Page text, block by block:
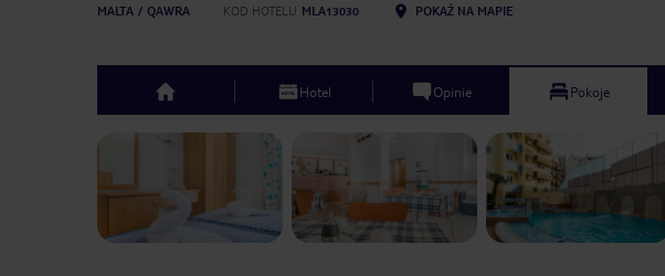
MALTA QAWRA KOD HOTELU MLA13030 POKAŻ NA MAPIE
top Hotel Opinie Pokoje
Previous slide